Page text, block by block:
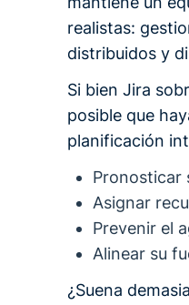
realistas:
distribuidos y
Si bien Jira
posible que
planificación
Pronosticar
Asignar
Prevenir el
Alinear su
¿Suena